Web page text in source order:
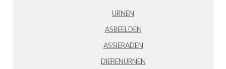
URNEN
ASBEELDEN
ASSIERADEN
DIERENURNEN